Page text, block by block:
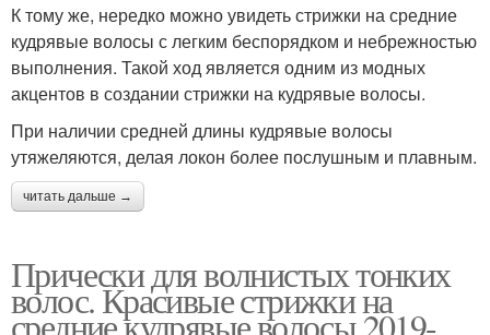
К тому же, нередко можно увидеть стрижки на средние
кудрявые волосы с легким беспорядком и небрежностью
выполнения. Такой ход является одним из модных
акцентов в создании стрижки на кудрявые волосы.
При наличии средней длины кудрявые волосы
утяжеляются, делая локон более послушным и плавным.
читать дальше →
Прически для волнистых тонких
волос. Красивые стрижки на
средние кудрявые волосы 2019-